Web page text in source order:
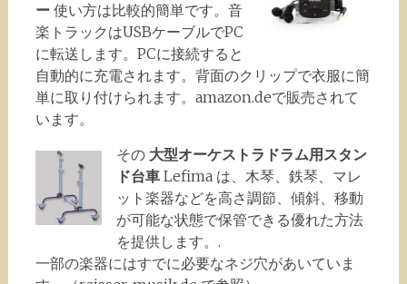
ー使い方は比較的簡単です。音
楽トラックはUSBケーブルでPC
に転送します。PCに接続すると
自動的に充電されます。背面のクリップで衣服に簡
単に取り付けられます。amazon.deで販売されて
います。
その 大型オーケストラドラム用スタン
ド台車Lefima は、木琴、鉄琴、マレ
ット楽器などを高さ調節、傾斜、移動
が可能な状態で保管できる優れた方法
を提供します。.
一部の楽器にはすでに必要なネジ穴があいていま